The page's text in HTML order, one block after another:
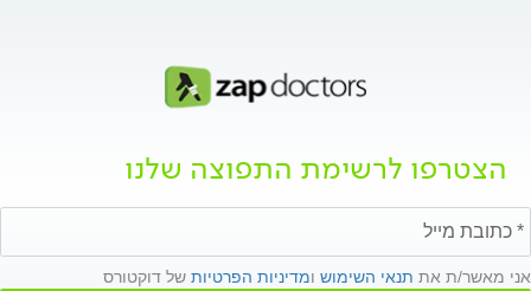
הצטרפו לרשימת התפוצה שלנו
אני מאשר/ת את תנאי השימוש ומדיניות הפרטיות של דוקטורס